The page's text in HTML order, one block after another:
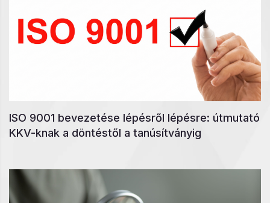
ISO 9001 bevezetése lépésről lépésre: útmutató
KKV-knak a döntéstől a tanúsítványig